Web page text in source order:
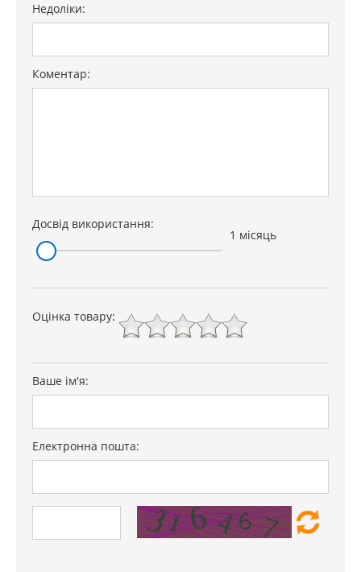
Недоліки:
Коментар:
Досвід використання:
1 місяць
Оцінка товару:
Ваше ім'я:
Електронна пошта: